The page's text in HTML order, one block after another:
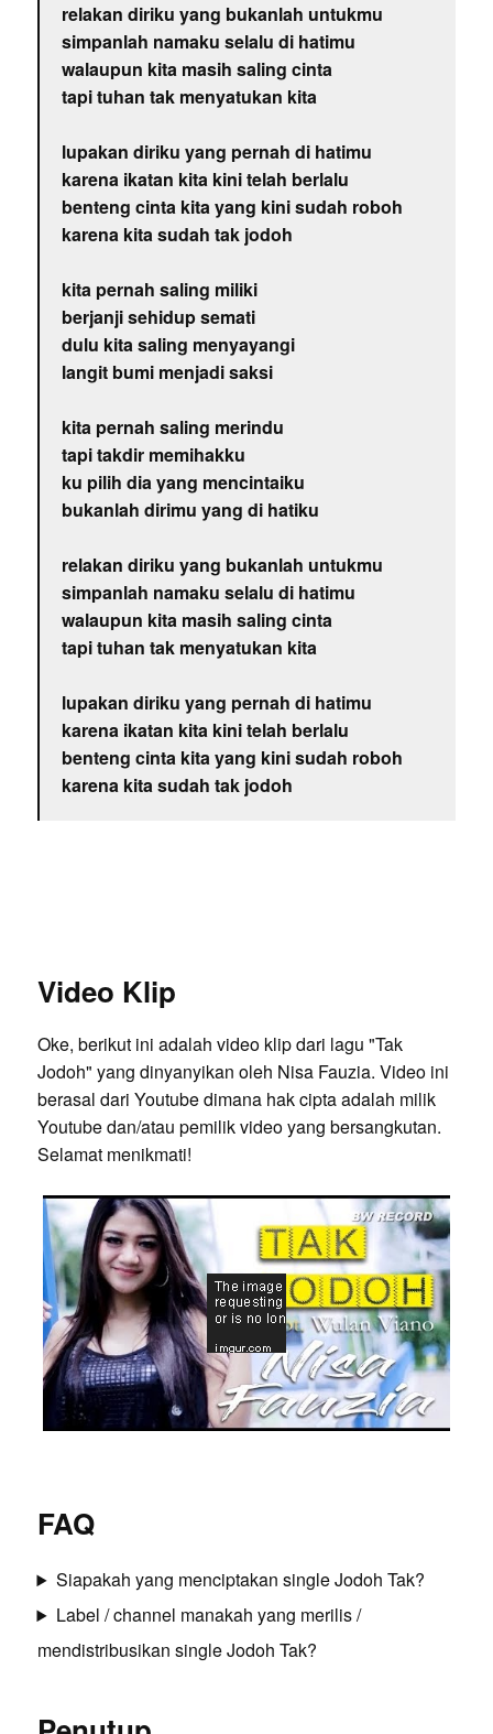
relakan diriku yang bukanlah untukmu
simpanlah namaku selalu di hatimu
walaupun kita masih saling cinta
tapi tuhan tak menyatukan kita
lupakan diriku yang pernah di hatimu
karena ikatan kita kini telah berlalu
benteng cinta kita yang kini sudah roboh
karena kita sudah tak jodoh
kita pernah saling miliki
berjanji sehidup semati
dulu kita saling menyayangi
langit bumi menjadi saksi
kita pernah saling merindu
tapi takdir memihakku
ku pilih dia yang mencintaiku
bukanlah dirimu yang di hatiku
relakan diriku yang bukanlah untukmu
simpanlah namaku selalu di hatimu
walaupun kita masih saling cinta
tapi tuhan tak menyatukan kita
lupakan diriku yang pernah di hatimu
karena ikatan kita kini telah berlalu
benteng cinta kita yang kini sudah roboh
karena kita sudah tak jodoh
Video Klip
Oke, berikut ini adalah video klip dari lagu "Tak
Jodoh" yang dinyanyikan oleh Nisa Fauzia. Video ini
berasal dari Youtube dimana hak cipta adalah milik
Youtube dan/atau pemilik video yang bersangkutan.
Selamat menikmati!
FAQ
Siapakah yang menciptakan single Jodoh Tak?
Label / channel manakah yang merilis /
mendistribusikan single Jodoh Tak?